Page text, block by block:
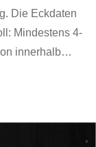
Die Eckdaten
Mindestens 4-
innerhalb…